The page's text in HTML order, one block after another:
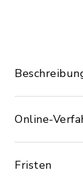
Online-
Fristen